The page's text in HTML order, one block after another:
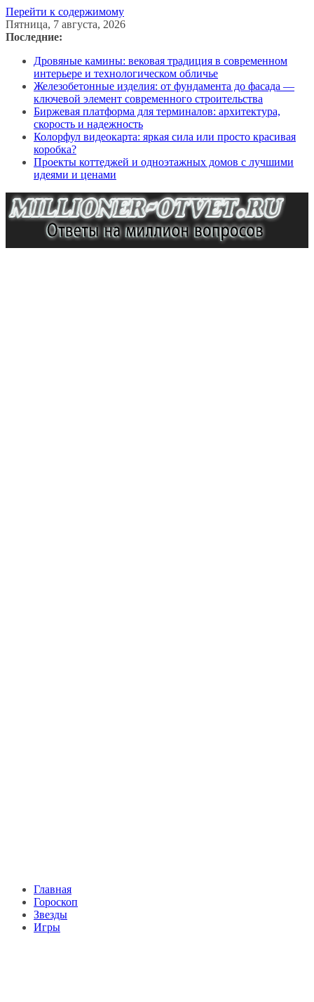
Перейти к содержимому
Пятница, 7 августа, 2026
Последние:
Дровяные камины: вековая традиция в современном
интерьере и технологическом обличье
Железобетонные изделия: от фундамента до фасада —
ключевой элемент современного строительства
Биржевая платформа для терминалов: архитектура,
скорость и надежность
Колорфул видеокарта: яркая сила или просто красивая
коробка?
Проекты коттеджей и одноэтажных домов с лучшими
идеями и ценами
Главная
Гороскоп
Звезды
Игры